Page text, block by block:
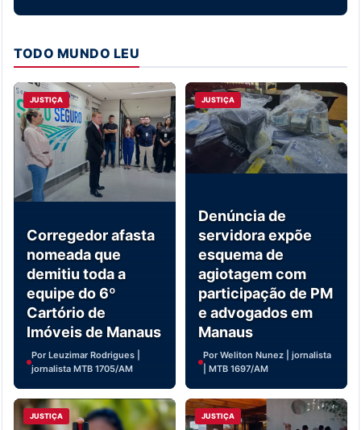
TODO MUNDO LEU
JUSTIÇA
Corregedor afasta
nomeada que
demitiu toda a
equipe do 6º
Cartório de
Imóveis de Manaus
Por Leuzimar Rodrigues |
jornalista MTB 1705/AM
JUSTIÇA
Denúncia de
servidora expõe
esquema de
agiotagem com
participação de PM
e advogados em
Manaus
Por Weliton Nunez | jornalista
| MTB 1697/AM
JUSTIÇA JUSTIÇA